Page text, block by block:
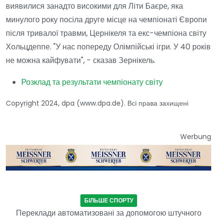
виявилися занадто високими для Літи Баєре, яка
минулого року посіла друге місце на чемпіонаті Європи
після тривалої травми, Цернікеля та екс-чемпіона світу
Хольцдеппе. "У нас попереду Олімпійські ігри. У 40 років
не можна кайфувати", - сказав Зернікель.
Розклад та результати чемпіонату світу
Copyright 2024, dpa (www.dpa.de). Всі права захищені
Werbung
БІЛЬШЕ СПОРТУ
Переклади автоматизовані за допомогою штучного